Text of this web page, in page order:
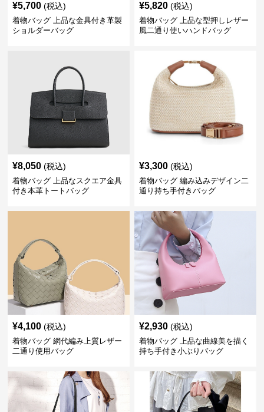
¥5,700 (税込)
着物バッグ 上品な金具付き革製
ショルダーバッグ
¥5,820 (税込)
着物バッグ 上品な型押しレザー
風二通り使いハンドバッグ
¥8,050 (税込)
着物バッグ 上品なスクエア金具
付き本革トートバッグ
¥3,300 (税込)
着物バッグ 編み込みデザイン二
通り持ち手付きバッグ
¥4,100 (税込)
着物バッグ 網代編み上質レザー
二通り使用バッグ
¥2,930 (税込)
着物バッグ 上品な曲線美を描く
持ち手付き小ぶりバッグ